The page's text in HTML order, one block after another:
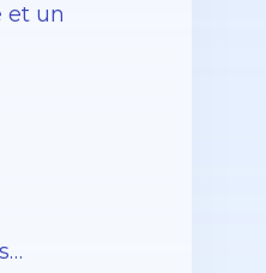
et un